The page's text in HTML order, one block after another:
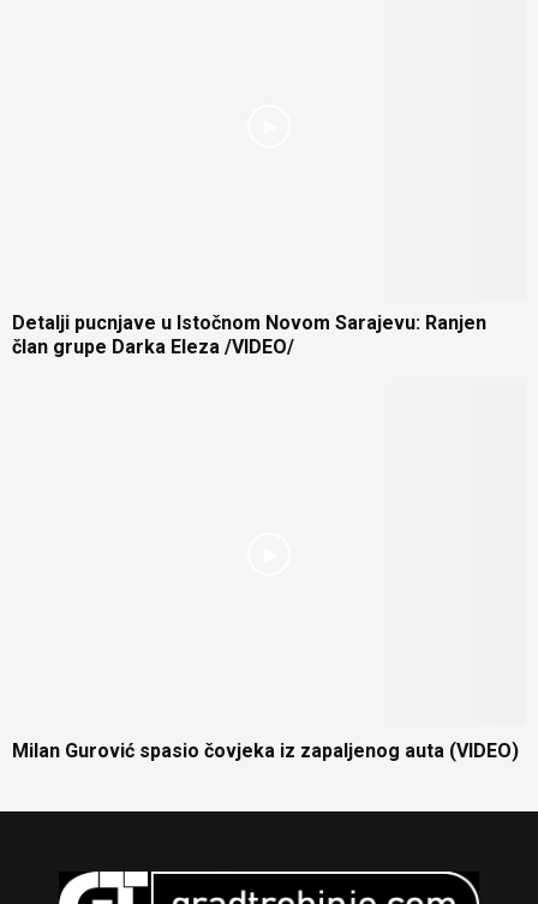
Detalji pucnjave u Istočnom Novom Sarajevu: Ranjen
član grupe Darka Eleza /VIDEO/
Milan Gurović spasio čovjeka iz zapaljenog auta (VIDEO)